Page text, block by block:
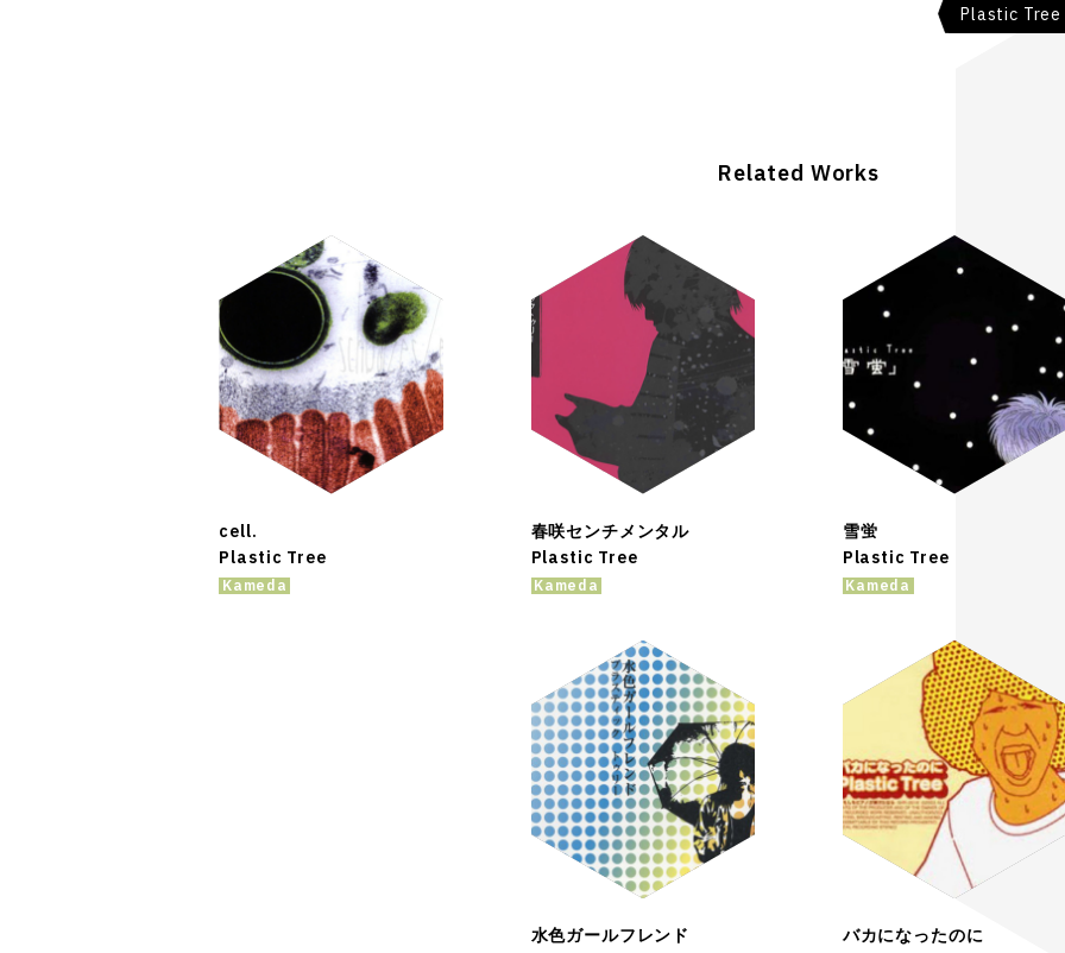
Plastic
Related Works
cell.
Plastic Tree
Kameda
春咲センチメンタル
Plastic Tree
Kameda
雪蛍
Plastic Tree
Kameda
水色ガールフレンド
バカになったのに